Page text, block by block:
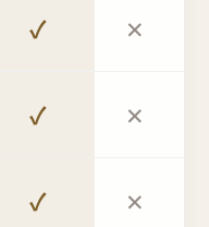
✓ ✕
✓ ✕
✓ ✕